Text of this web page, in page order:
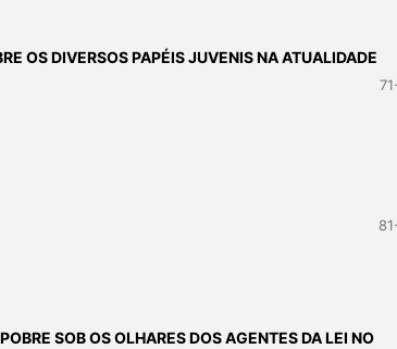
OS DIVERSOS PAPÉIS JUVENIS NA ATUALIDADE
SOB OS OLHARES DOS AGENTES DA LEI NO